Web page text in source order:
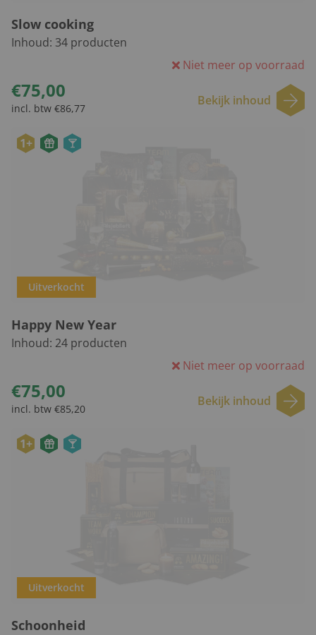
Slow cooking
Inhoud: 34 producten
Niet meer op voorraad
€75,00
incl. btw €86,77
Bekijk inhoud
1+
Uitverkocht
Happy New Year
Inhoud: 24 producten
Niet meer op voorraad
€75,00
incl. btw €85,20
Bekijk inhoud
1+
Uitverkocht
Schoonheid